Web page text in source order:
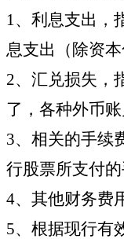
1、利息支出，
息支出（除资
2、汇兑损失，
了，各种外币
3、相关的手续
行股票所支付的
4、其他财务费
5、根据现行有